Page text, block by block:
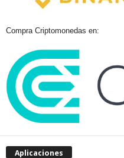
Compra Criptomonedas en:
Aplicaciones